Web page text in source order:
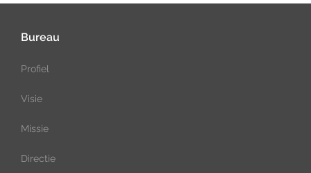
Bureau
Profiel
Visie
Missie
Directie